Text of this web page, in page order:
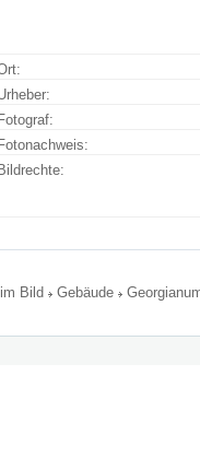
Fotograf:
Fotonachweis:
Bildrechte:
Bild Gebäude